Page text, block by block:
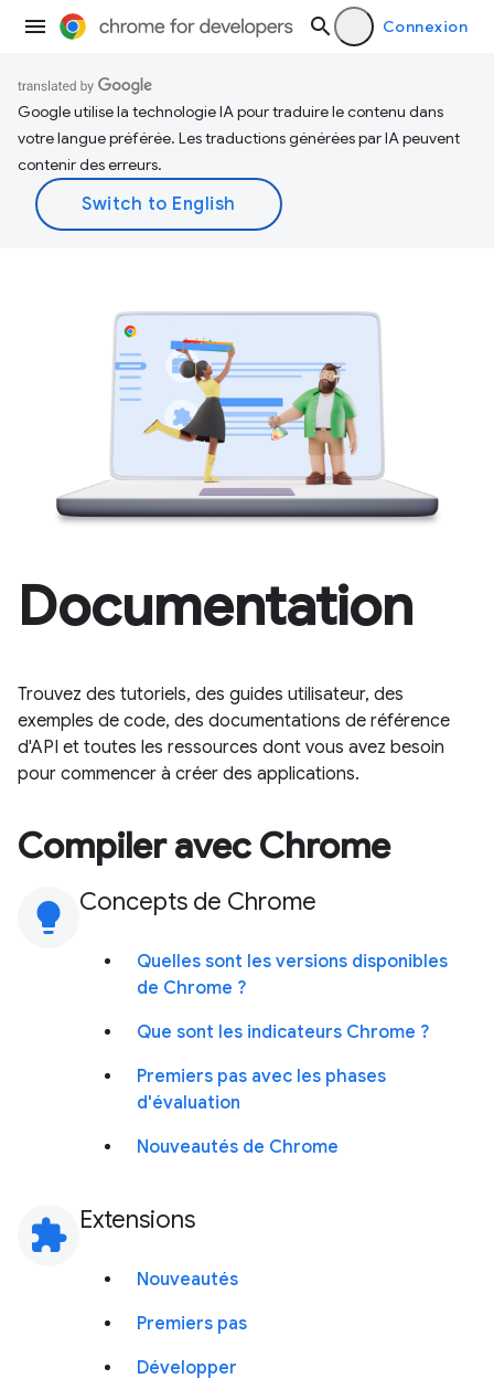
Connexion
Google utilise la technologie IA pour traduire le contenu dans
votre langue préférée. Les traductions générées par IA peuvent
contenir des erreurs.
Documentation
Trouvez des tutoriels, des guides utilisateur, des
exemples de code, des documentations de référence
d'API et toutes les ressources dont vous avez besoin
pour commencer à créer des applications.
Compiler avec Chrome
lightbulb Concepts de Chrome
Quelles sont les versions disponibles
de Chrome ?
Que sont les indicateurs Chrome ?
Premiers pas avec les phases
d'évaluation
Nouveautés de Chrome
extension Extensions
Nouveautés
Premiers pas
Développer